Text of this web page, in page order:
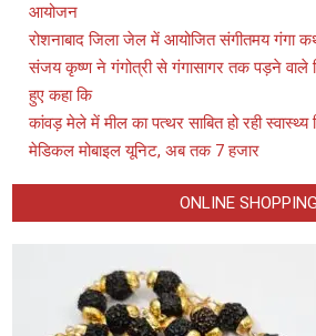
आयोजन
रोशनाबाद जिला जेल में आयोजित संगीतमय गंगा
संजय कृष्ण ने गंगोत्री से गंगासागर तक पड़ने वाले
हुए कहा कि
कांवड़ मेले में मील का पत्थर साबित हो रही स्वास्थ्य
मेडिकल मोबाइल यूनिट, अब तक 7 हजार
ONLINE SHOPPING